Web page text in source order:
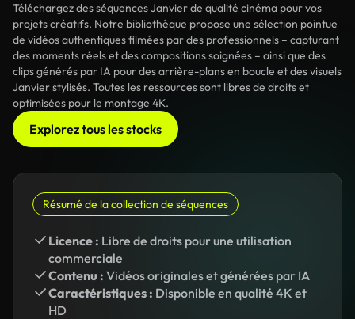
Téléchargez des séquences Janvier de qualité cinéma pour vos
projets créatifs. Notre bibliothèque propose une sélection pointue
de vidéos authentiques filmées par des professionnels – capturant
des moments réels et des compositions soignées – ainsi que des
clips générés par IA pour des arrière-plans en boucle et des visuels
Janvier stylisés. Toutes les ressources sont libres de droits et
optimisées pour le montage 4K.
Explorez tous les stocks
Résumé de la collection de séquences
Licence : Libre de droits pour une utilisation
commerciale
Contenu : Vidéos originales et générées par IA
Caractéristiques : Disponible en qualité 4K et
HD